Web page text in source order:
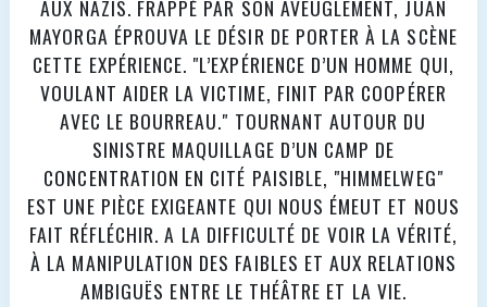
AUX NAZIS. FRAPPÉ PAR SON AVEUGLEMENT, JUAN
MAYORGA ÉPROUVA LE DÉSIR DE PORTER À LA SCÈNE
CETTE EXPÉRIENCE. "L’EXPÉRIENCE D’UN HOMME QUI,
VOULANT AIDER LA VICTIME, FINIT PAR COOPÉRER
AVEC LE BOURREAU." TOURNANT AUTOUR DU
SINISTRE MAQUILLAGE D’UN CAMP DE
CONCENTRATION EN CITÉ PAISIBLE, "HIMMELWEG"
EST UNE PIÈCE EXIGEANTE QUI NOUS ÉMEUT ET NOUS
FAIT RÉFLÉCHIR. A LA DIFFICULTÉ DE VOIR LA VÉRITÉ,
À LA MANIPULATION DES FAIBLES ET AUX RELATIONS
AMBIGUËS ENTRE LE THÉÂTRE ET LA VIE.